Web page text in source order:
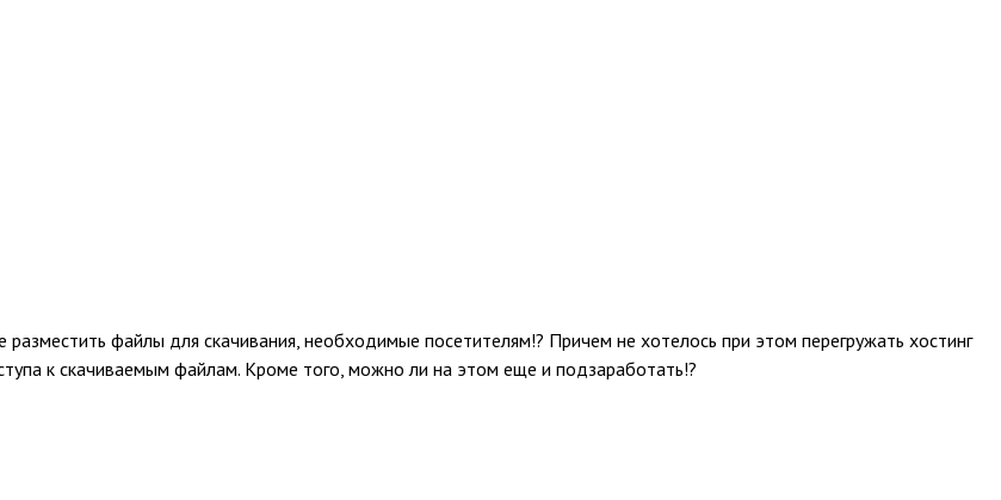
файлы для скачивания, необходимые посетителям!? Причем не хотелось при этом перегружать хостинг
к скачиваемым файлам. Кроме того, можно ли на этом еще и подзаработать!?